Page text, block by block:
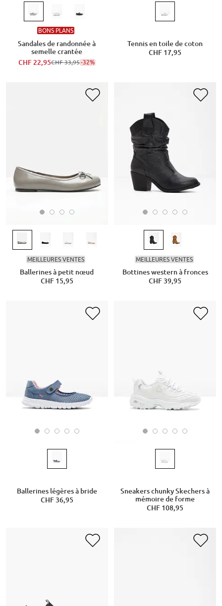
BONS PLANS
Sandales de randonnée à
semelle crantée
CHF 22,95CHF 33,95-32%
Tennis en toile de coton
CHF 17,95
MEILLEURES VENTES
Ballerines à petit nœud
CHF 15,95
MEILLEURES VENTES
Bottines western à fronces
CHF 39,95
Ballerines légères à bride
CHF 36,95
Sneakers chunky Skechers à
mémoire de forme
CHF 108,95